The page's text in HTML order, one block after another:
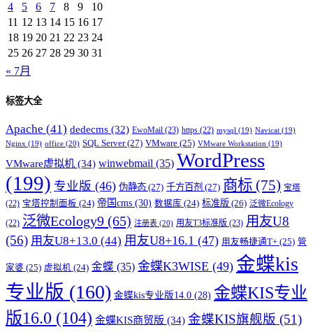
4
5 6 7 8 9
10
11 12 13 14 15 16 17
18 19 20 21 22 23 24
25 26 27 28 29 30 31
« 7月
标签大全
Apache (41) dedecms (32) EwoMail (23) https (22) mysql (19) Navicat (19)
Nginx (19) office (20) SQL Server(27) VMware (25) VMware Workstation (19)
VMware虚拟机 (34) winwebmail (35) WordPress
(199) 专业版 (46) 伪静态 (27) 千方百剂 (27) 商标 (75) 宝塔
(22) 宝塔控制面板 (24) 帝国cms (30) 数据库 (24) 标准版 (26) 泛微Ecology
(22) 泛微Ecology9 (65) 注册表 (20) 用友T3标准版 (23) 用友U8
(56) 用友U8+13.0 (44) 用友U8+16.1 (47) 用友畅捷通T+ (25) 管
家婆 (25) 虚拟机 (24) 金蝶 (35) 金蝶K3WISE (49) 金蝶kis
专业版 (160) 金蝶kis专业版14.0 (28) 金蝶KIS专业
版16.0 (104) 金蝶KIS商贸版 (34) 金蝶KIS旗舰版 (51)